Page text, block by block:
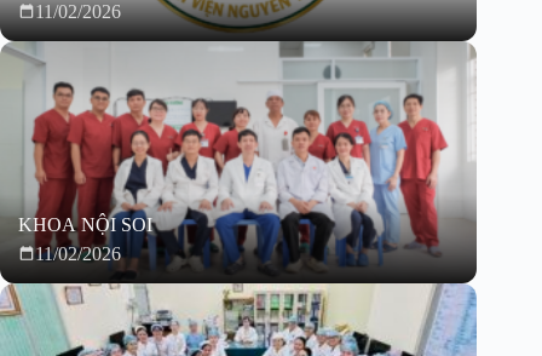
11/02/2026
KHOA NỘI SOI
11/02/2026